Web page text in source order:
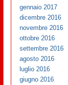
gennaio 2017
dicembre 2016
novembre 2016
ottobre 2016
settembre 2016
agosto 2016
luglio 2016
giugno 2016